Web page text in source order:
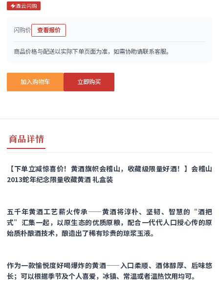
酒云闪购
闪购价 查看报价
商品价格与配送以实际下单页面为准，如需协助请联系客服。
加入购物车 立即购买
商品详情
【下单立减惊喜价！黄酒旗帜会稽山，收藏级限量好酒！】会稽山
2013蛇年纪念限量收藏黄酒 礼盒装
五千年黄酒工艺薪火传承——黄酒将淳朴、坚韧、智慧的“酒把
式”汇集一起，以原生态的优质原粮，配合一代代人口授心传的原
始质朴酿酒技术，酿造出了稀有珍贵的琼浆玉液。
作为一款愉悦度好喝爆炸的黄酒——入口柔顺、酒体醇厚、后味悠
长；可以根据季节及个人喜爱，冰镇、常温或者温热饮用均可。